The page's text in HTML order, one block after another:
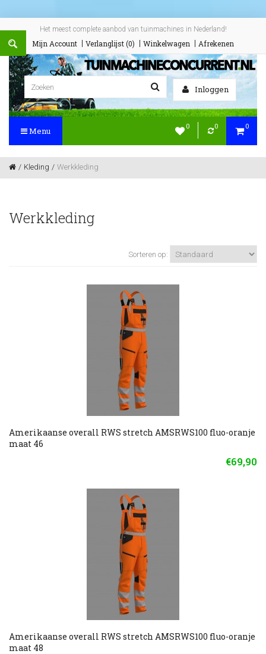
Het meest complete aanbod van tuinmachines in Nederland!
Mijn Account Verlanglijst (0) Winkelwagen Afrekenen
Inloggen
0 0 0
Menu
Kleding Werkkleding
Werkkleding
Sorteren op:
Amerikaanse overall RWS stretch AMSRWS100 fluo-oranje
maat 46
€69,90
Amerikaanse overall RWS stretch AMSRWS100 fluo-oranje
maat 48